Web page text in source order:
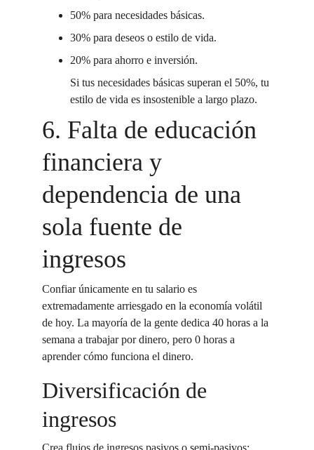
50% para necesidades básicas.
30% para deseos o estilo de vida.
20% para ahorro e inversión.
Si tus necesidades básicas superan el 50%, tu
estilo de vida es insostenible a largo plazo.
6. Falta de educación
financiera y
dependencia de una
sola fuente de
ingresos
Confiar únicamente en tu salario es
extremadamente arriesgado en la economía volátil
de hoy. La mayoría de la gente dedica 40 horas a la
semana a trabajar por dinero, pero 0 horas a
aprender cómo funciona el dinero.
Diversificación de
ingresos
Crea flujos de ingresos pasivos o semi-pasivos: